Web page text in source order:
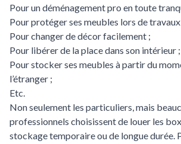
Pour un déménagement pro en toute
Pour protéger ses meubles lors de travaux
Pour changer de décor facilement ;
Pour libérer de la place dans son intérieur ;
Pour stocker ses meubles à partir du
l’étranger ;
Etc.
Non seulement les particuliers, mais
professionnels choisissent de louer les box,
stockage temporaire ou de longue durée.